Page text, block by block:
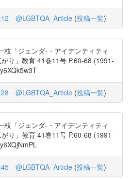
@LGBTQA_Article (投稿一覧)
枝「ジェンダ-・アイデンティティ
り」教育 41巻11号 P.60-68 (1991-
@LGBTQA_Article (投稿一覧)
枝「ジェンダ-・アイデンティティ
り」教育 41巻11号 P.60-68 (1991-
@LGBTQA_Article (投稿一覧)